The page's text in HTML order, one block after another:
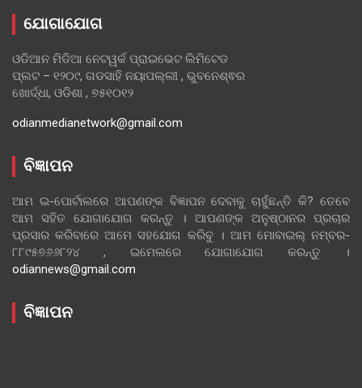
ଯୋଗାଯୋଗ
ଓଡିଆନ ମିଡିଆ ନେଟୱର୍କ ପ୍ରାଇଭେଟ ଲିମିଟେଡ
ପ୍ଲଟ – ୧୨୦୯, ଗଡସାହି ନୟାପଲ୍ଲୀ , ଭୁବନେଶ୍ଵର
ଖୋର୍ଦ୍ଧା, ଓଡିଶା , ୭୫୧୦୧୨
odianmedianetwork@gmail.com
ବିଜ୍ଞାପନ
ଆମ ଇ-ପୋର୍ଟାଲରେ ଆପଣଙ୍କ ବିଜ୍ଞାପନ ଦେବାକୁ ଚାହୁଁଛନ୍ତି କି? ତେବେ
ଆମ ସହିତ ଯୋଗାଯୋଗ କରନ୍ତୁ । ଆପଣଙ୍କ ଅନୁଷ୍ଠାନର ପ୍ରଚାର
ପ୍ରସାର କରିବାରେ ଆମେ ସହଯୋଗ କରିବୁ । ଆମ ମୋବାଇଲ୍ ନମ୍ବର-
୮୮୯୫୭୬୬୮୨୪ , ଇମେଲରେ ଯୋଗାଯୋଗ କରନ୍ତୁ ।
odiannews@gmail.com
ବିଜ୍ଞାପନ